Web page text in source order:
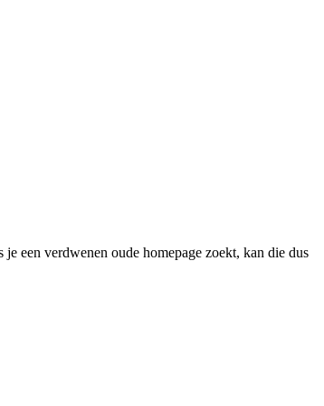
een verdwenen oude homepage zoekt, kan die dus